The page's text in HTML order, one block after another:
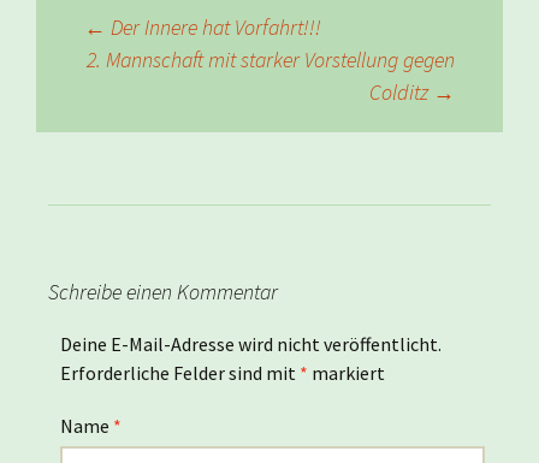
Beitragsnavigation
← Der Innere hat Vorfahrt!!!
2. Mannschaft mit starker Vorstellung gegen
Colditz →
Schreibe einen Kommentar
Deine E-Mail-Adresse wird nicht veröffentlicht.
Erforderliche Felder sind mit * markiert
Name *